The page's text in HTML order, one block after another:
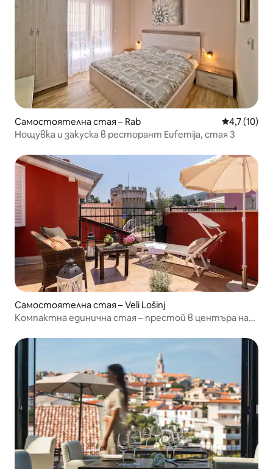
Самостоятелна стая – Rab Средна
4,7 (10)
Нощувка и закуска в ресторант Eufemija, стая 3
Самостоятелна стая – Veli Lošinj
Компактна единична стая – престой в центъра на